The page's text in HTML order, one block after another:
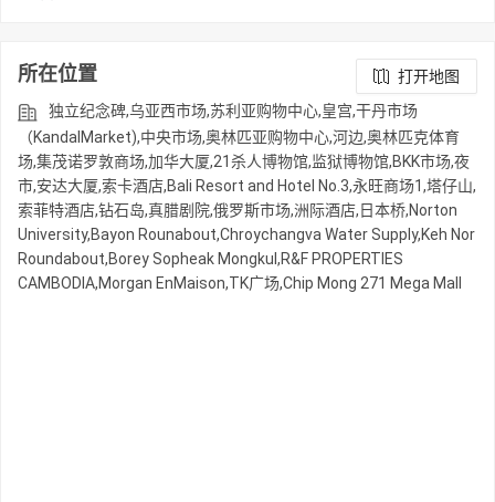
所在位置
打开地图
独立纪念碑,乌亚西市场,苏利亚购物中心,皇宫,干丹市场
（KandalMarket),中央市场,奥林匹亚购物中心,河边,奥林匹克体育
场,集茂诺罗敦商场,加华大厦,21杀人博物馆,监狱博物馆,BKK市场,夜
市,安达大厦,索卡酒店,Bali Resort and Hotel No.3,永旺商场1,塔仔山,
索菲特酒店,钻石岛,真腊剧院,俄罗斯市场,洲际酒店,日本桥,Norton
University,Bayon Rounabout,Chroychangva Water Supply,Keh Nor
Roundabout,Borey Sopheak Mongkul,R&F PROPERTIES
CAMBODIA,Morgan EnMaison,TK广场,Chip Mong 271 Mega Mall